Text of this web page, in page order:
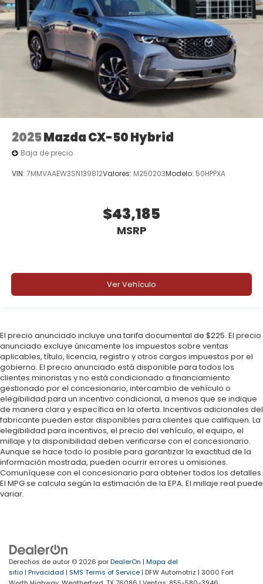
2025Mazda CX-50 Hybrid
Baja de precio
VIN: 7MMVAAEW3SN139812Valores: M250203Modelo: 50HPPXA
$43,185
MSRP
Ver Vehículo
El precio anunciado incluye una tarifa documental de $225. El precio
anunciado excluye únicamente los impuestos sobre ventas
aplicables, título, licencia, registro y otros cargos impuestos por el
gobierno. El precio anunciado está disponible para todos los
clientes minoristas y no está condicionado a financiamiento
gestionado por el concesionario, intercambio de vehículo o
elegibilidad para un incentivo condicional, a menos que se indique
de manera clara y específica en la oferta. Incentivos adicionales del
fabricante pueden estar disponibles para clientes que califiquen. La
elegibilidad para incentivos, el precio del vehículo, el equipo, el
millaje y la disponibilidad deben verificarse con el concesionario.
Aunque se hace todo lo posible para garantizar la exactitud de la
información mostrada, pueden ocurrir errores u omisiones.
Comuníquese con el concesionario para obtener todos los detalles.
El MPG se calcula según la estimación de la EPA. El millaje real puede
variar.
Derechos de autor © 2026 porDealerOn | Mapa del
sitio | Privacidad | SMS Terms of Service | DFW Automotriz | 3000 Fort